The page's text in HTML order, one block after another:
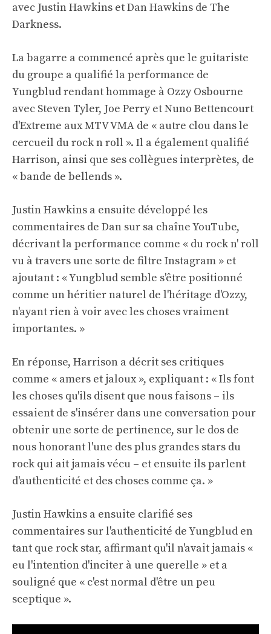
avec Justin Hawkins et Dan Hawkins de The
Darkness.
La bagarre a commencé après que le guitariste
du groupe a qualifié la performance de
Yungblud rendant hommage à Ozzy Osbourne
avec Steven Tyler, Joe Perry et Nuno Bettencourt
d'Extreme aux MTV VMA de « autre clou dans le
cercueil du rock n roll ». Il a également qualifié
Harrison, ainsi que ses collègues interprètes, de
« bande de bellends ».
Justin Hawkins a ensuite développé les
commentaires de Dan sur sa chaîne YouTube,
décrivant la performance comme « du rock n' roll
vu à travers une sorte de filtre Instagram » et
ajoutant : « Yungblud semble s'être positionné
comme un héritier naturel de l'héritage d'Ozzy,
n'ayant rien à voir avec les choses vraiment
importantes. »
En réponse, Harrison a décrit ses critiques
comme « amers et jaloux », expliquant : « Ils font
les choses qu'ils disent que nous faisons – ils
essaient de s'insérer dans une conversation pour
obtenir une sorte de pertinence, sur le dos de
nous honorant l'une des plus grandes stars du
rock qui ait jamais vécu – et ensuite ils parlent
d'authenticité et des choses comme ça. »
Justin Hawkins a ensuite clarifié ses
commentaires sur l'authenticité de Yungblud en
tant que rock star, affirmant qu'il n'avait jamais «
eu l'intention d'inciter à une querelle » et a
souligné que « c'est normal d'être un peu
sceptique ».